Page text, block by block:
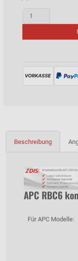
Beschreibung
APC RBC6
Für APC Modelle: